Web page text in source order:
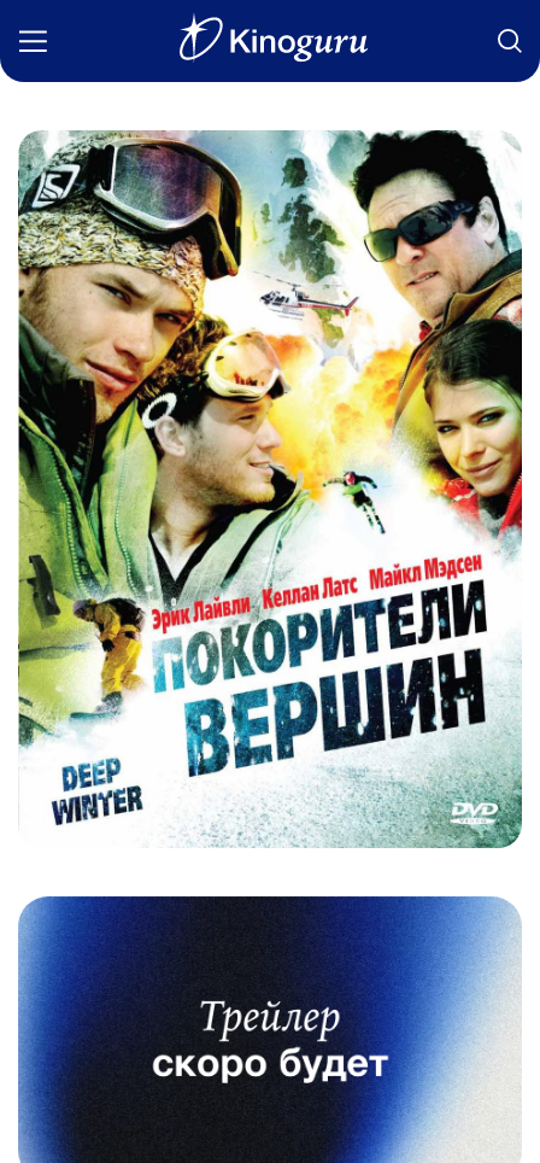
Фильмы
Статьи
Сериалы
Новости
Подборки
Рецензии
О нас
Авторы